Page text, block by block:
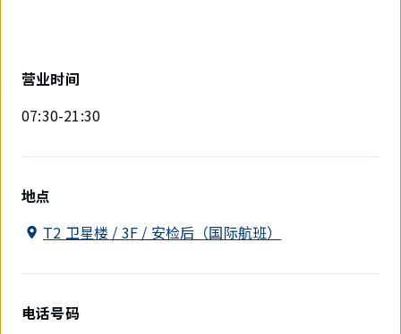
件。
营业时间
07:30-21:30
地点
T2 卫星楼 / 3F / 安检后（国际航班）
电话号码